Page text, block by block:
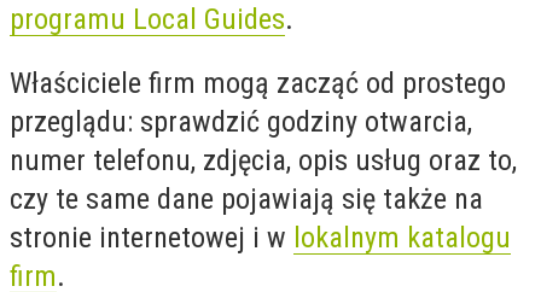
programu Local Guides.
Właściciele firm mogą zacząć od prostego
przeglądu: sprawdzić godziny otwarcia,
numer telefonu, zdjęcia, opis usług oraz to,
czy te same dane pojawiają się także na
stronie internetowej i w lokalnym katalogu
firm.